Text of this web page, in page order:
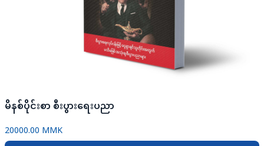
မိနစ်ပိုင်းစာ စီးပွားရေးပညာ
20000.00 MMK